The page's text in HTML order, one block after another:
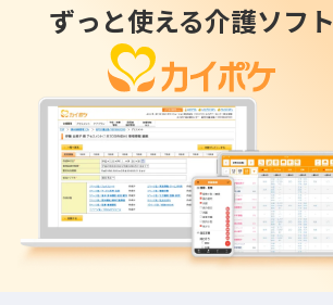
ずっと使える介護ソフト